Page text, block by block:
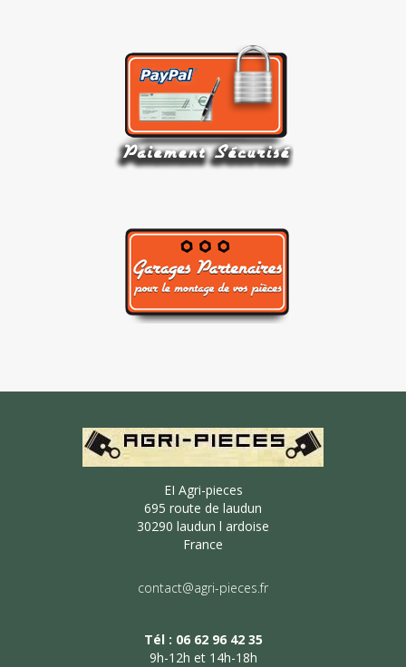
EI Agri-pieces
695 route de laudun
30290 laudun l ardoise
France
contact@agri-pieces.fr
Tél : 06 62 96 42 35
9h-12h et 14h-18h